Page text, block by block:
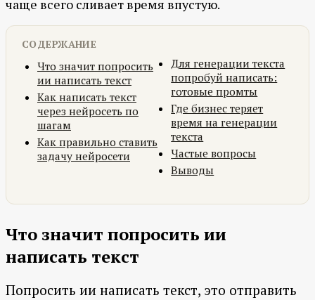
чаще всего сливает время впустую.
СОДЕРЖАНИЕ
Что значит попросить
ии написать текст
Как написать текст
через нейросеть по
шагам
Как правильно ставить
задачу нейросети
Для генерации текста
попробуй написать:
готовые промты
Где бизнес теряет
время на генерации
текста
Частые вопросы
Выводы
Что значит попросить ии
написать текст
Попросить ии написать текст, это отправить